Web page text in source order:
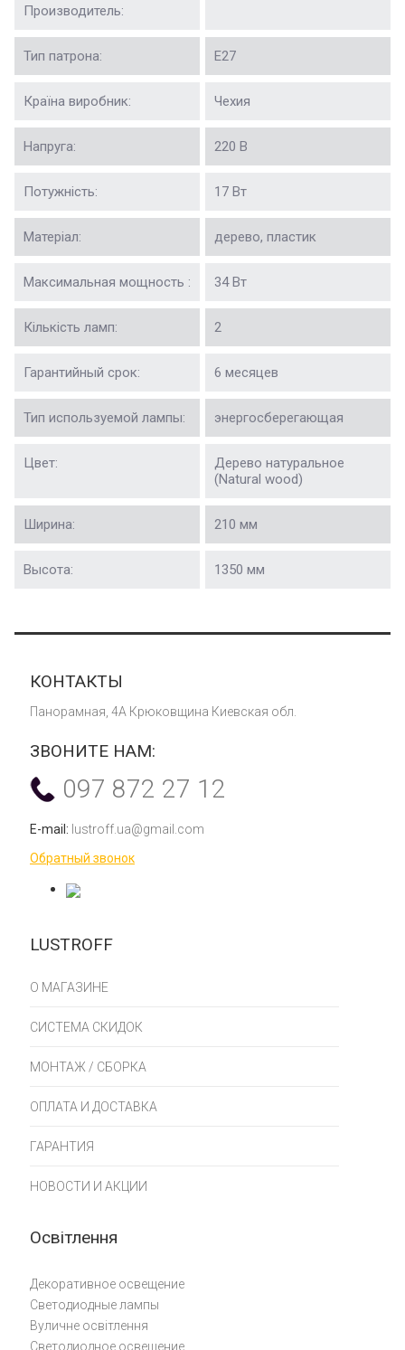
Производитель:
Тип патрона: Е27
Країна виробник: Чехия
Напруга: 220 В
Потужність: 17 Вт
Матеріал: дерево, пластик
Максимальная мощность : 34 Вт
Кількість ламп: 2
Гарантийный срок: 6 месяцев
Тип используемой лампы: энергосберегающая
Цвет:
Дерево натуральное
(Natural wood)
Ширина: 210 мм
Высота: 1350 мм
LUSTROFF
О МАГАЗИНЕ
СИСТЕМА СКИДОК
МОНТАЖ / СБОРКА
ОПЛАТА И ДОСТАВКА
ГАРАНТИЯ
НОВОСТИ И АКЦИИ
Освітлення
Декоративное освещение
Светодиодные лампы
Вуличне освітлення
Светодиодное освещение
КОНТАКТЫ
Панорамная, 4А Крюковщина Киевская обл.
ЗВОНИТЕ НАМ:
097 872 27 12
E-mail: lustroff.ua@gmail.com
Обратный звонок